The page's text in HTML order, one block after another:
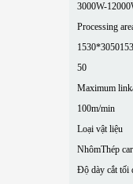
3000W-
Processing
1530*3050
50
Maximum
100m/min
Loại vật liệu
NhômThép
Độ dày cắt tối